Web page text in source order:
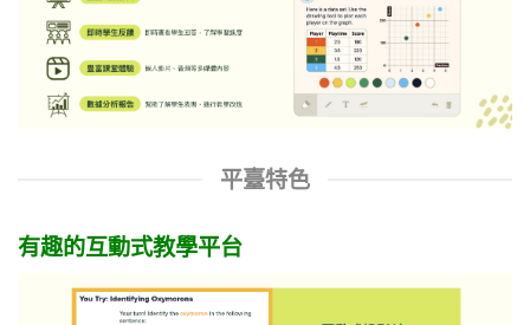
平臺特色
有趣的互動式教學平台